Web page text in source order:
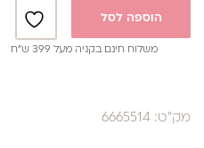
הוספה לסל
משלוח חינם בקניה מעל 399 ש”ח
מק"ט: 6665514